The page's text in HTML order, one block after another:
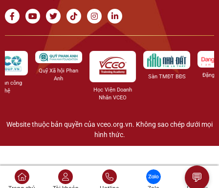
Quỹ Xã hội Phan
Học Viện Doanh
Sàn TMĐT BĐS Đặng Ngọc Anh
Website thuộc bản quyền của vceo.org.vn. Không sao chép dưới mọi
hình thức.
💬